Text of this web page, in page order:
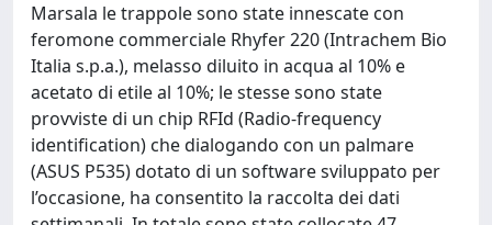
Marsala le trappole sono state innescate con
feromone commerciale Rhyfer 220 (Intrachem Bio
Italia s.p.a.), melasso diluito in acqua al 10% e
acetato di etile al 10%; le stesse sono state
provviste di un chip RFId (Radio-frequency
identification) che dialogando con un palmare
(ASUS P535) dotato di un software sviluppato per
l’occasione, ha consentito la raccolta dei dati